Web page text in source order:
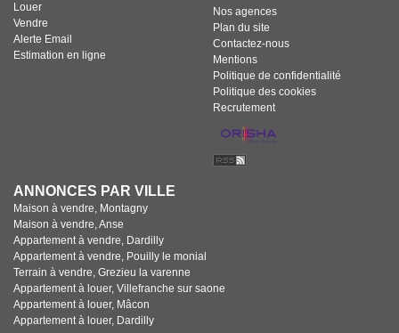
Louer
Vendre
Alerte Email
Estimation en ligne
Nos agences
Plan du site
Contactez-nous
Mentions
Politique de confidentialité
Politique des cookies
Recrutement
ANNONCES PAR VILLE
Maison à vendre, Montagny
Maison à vendre, Anse
Appartement à vendre, Dardilly
Appartement à vendre, Pouilly le monial
Terrain à vendre, Grezieu la varenne
Appartement à louer, Villefranche sur saone
Appartement à louer, Mâcon
Appartement à louer, Dardilly